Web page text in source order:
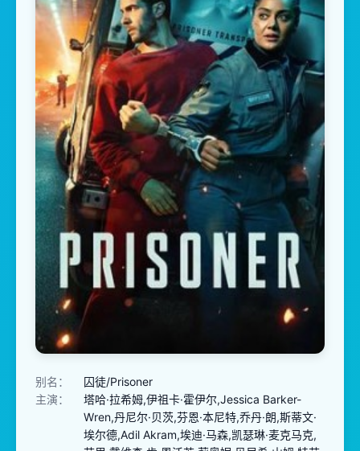
别名：
囚徒/Prisoner
主演：
塔哈·拉希姆,伊祖卡·霍伊尔,Jessica Barker-
Wren,丹尼尔·贝茨,芬恩·本尼特,乔丹·朗,斯蒂文·
埃尔德,Adil Akram,埃迪·马森,凯瑟琳·麦克马克,